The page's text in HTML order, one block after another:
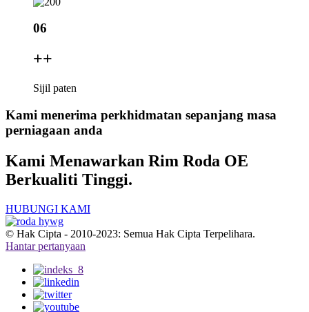
06
++
Sijil paten
Kami menerima perkhidmatan sepanjang masa
perniagaan anda
Kami Menawarkan Rim Roda OE
Berkualiti Tinggi.
HUBUNGI KAMI
© Hak Cipta - 2010-2023: Semua Hak Cipta Terpelihara.
Hantar pertanyaan